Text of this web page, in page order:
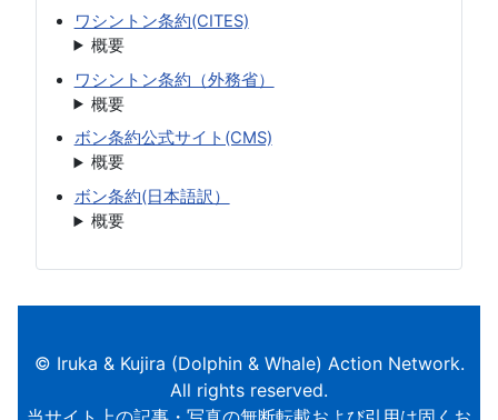
ワシントン条約(CITES)
概要
ワシントン条約（外務省）
概要
ボン条約公式サイト(CMS)
概要
ボン条約(日本語訳）
概要
© Iruka & Kujira (Dolphin & Whale) Action Network.
All rights reserved.